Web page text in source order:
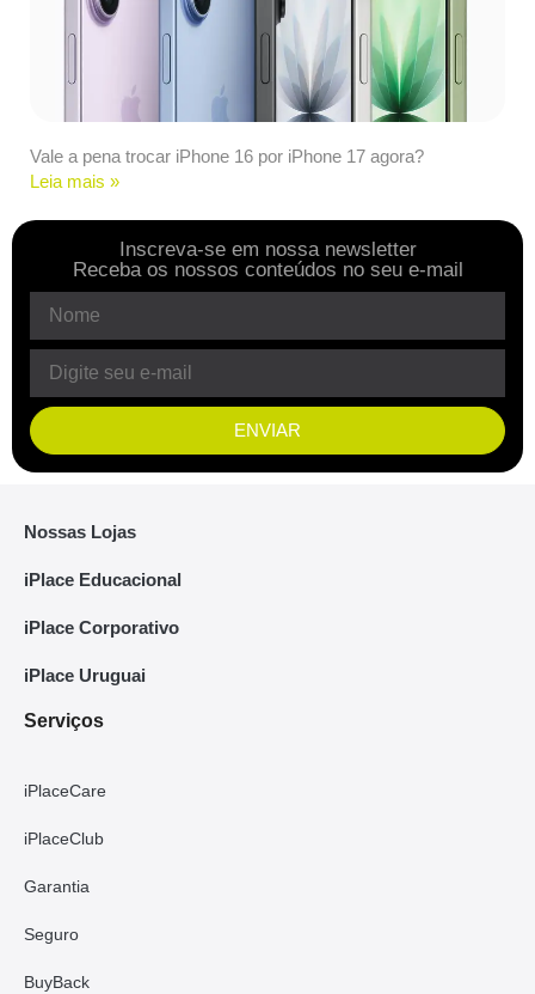
Vale a pena trocar iPhone 16 por iPhone 17 agora?
Leia mais »
Inscreva-se em nossa newsletter
Receba os nossos conteúdos no seu e-mail
ENVIAR
Nossas Lojas
iPlace Educacional
iPlace Corporativo
iPlace Uruguai
Serviços
iPlaceCare
iPlaceClub
Garantia
Seguro
BuyBack